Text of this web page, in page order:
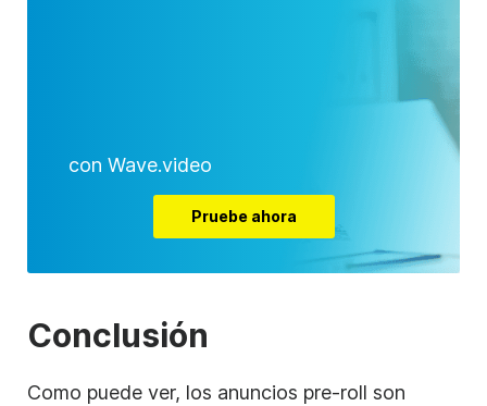
con Wave.video
Pruebe ahora
Conclusión
Como puede ver, los anuncios pre-roll son